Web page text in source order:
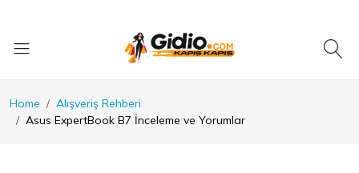
Home
Alışveriş Rehberi
Asus ExpertBook B7 İnceleme ve Yorumlar